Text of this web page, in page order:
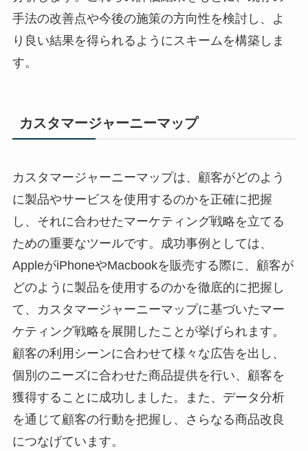
手法の改善点や今後の施策の方向性を検討し、よ
り良い結果を得られるようにスキームを構築しま
す。
カスタマージャーニーマップ
カスタマージャーニーマップは、顧客がどのよう
に製品やサービスを使用するのかを正確に把握
し、それに合わせたマーケティング戦略を立てる
ための重要なツールです。成功事例としては、
AppleがiPhoneやMacbookを販売する際に、顧客が
どのように製品を使用するのかを徹底的に把握し
て、カスタマージャーニーマップに基づいたマー
ケティング戦略を展開したことが挙げられます。
顧客の利用シーンに合わせて様々な広告を出し、
個別のニーズに合わせた商品提供を行い、顧客を
獲得することに成功しました。また、データ分析
を通じて顧客の行動を把握し、さらなる商品改良
につなげています。